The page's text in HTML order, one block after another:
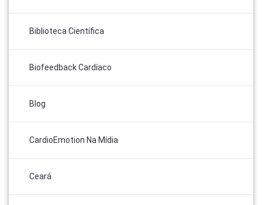
Biblioteca Científica
Biofeedback Cardíaco
Blog
CardioEmotion Na Mídia
Ceará